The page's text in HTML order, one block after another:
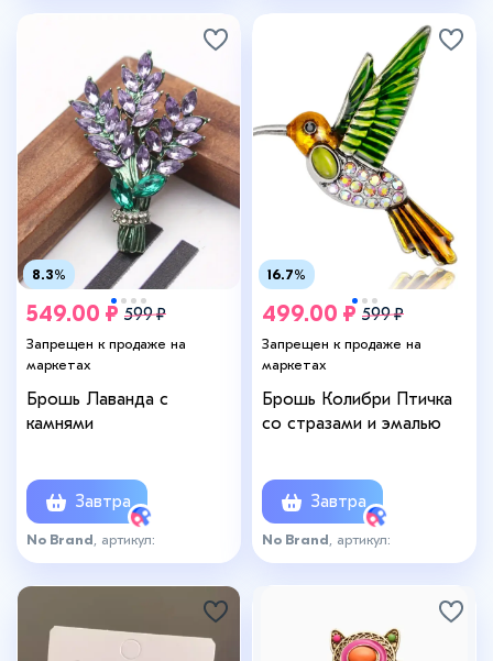
8.3%
549.00 ₽ 599 ₽
Запрещен к продаже на
маркетах
Брошь Лаванда с
камнями
Завтра
No Brand , артикул:
О-2097367792
16.7%
499.00 ₽ 599 ₽
Запрещен к продаже на
маркетах
Брошь Колибри Птичка
со стразами и эмалью
Завтра
No Brand , артикул:
О-1851390441